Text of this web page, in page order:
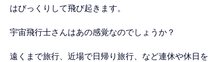
はびっくりして飛び起きます。
宇宙飛行士さんはあの感覚なのでしょうか？
遠くまで旅行、近場で日帰り旅行、など連休や休日を